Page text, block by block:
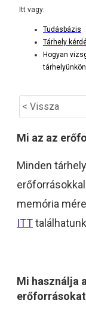
Itt vagy:
Tudásbázis
Tárhely
Hogyan
< Vissza
Mi az az
Minden
memória
ITT
Mi használja